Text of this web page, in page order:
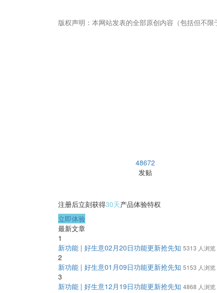
版权声明：本网站发表的全部原创内容（包括但不
48672
发贴
注册后立刻获得30天产品体验特权
立即体验
最新文章
1
新功能 | 好生意02月20日功能更新抢先知 5313 人浏览
2
新功能 | 好生意01月09日功能更新抢先知 5153 人浏览
3
新功能 | 好生意12月19日功能更新抢先知 4868 人浏览